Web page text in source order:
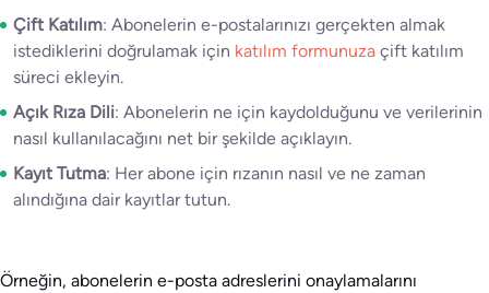
Çift Katılım: Abonelerin e-postalarınızı gerçekten almak
istediklerini doğrulamak için katılım formunuza çift katılım
süreci ekleyin.
Açık Rıza Dili: Abonelerin ne için kaydolduğunu ve verilerinin
nasıl kullanılacağını net bir şekilde açıklayın.
Kayıt Tutma: Her abone için rızanın nasıl ve ne zaman
alındığına dair kayıtlar tutun.
Örneğin, abonelerin e-posta adreslerini onaylamalarını